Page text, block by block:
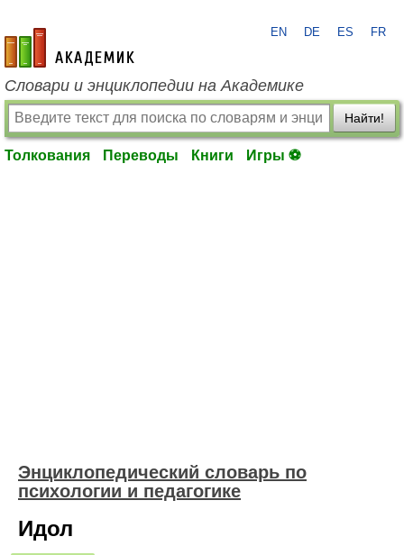
academic.ru
EN DE ES FR
Словари и энциклопедии на Академике
Найти!
Толкования Переводы Книги Игры ⚽
Энциклопедический словарь по
психологии и педагогике
Идол